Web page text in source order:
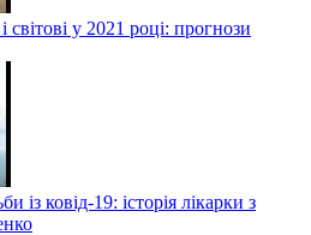
у 2021 році: прогнози
із ковід-19: історія лікарки з